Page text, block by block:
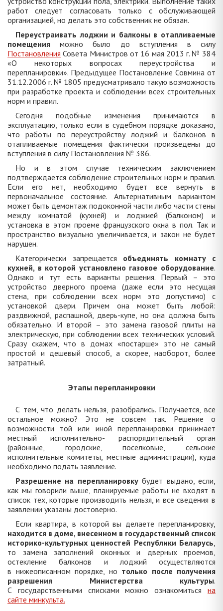
работ следует согласовать только с обслуживающей
организацией, но делать это собственник не обязан.
Переустраивать лоджии и балконы в отапливаемые
помещения можно было до вступления в силу
Постановления Совета Министров от 16 мая 2013 г. № 384
«О некоторых вопросах переустройства и
перепланировки». Предыдущее Постановление Совмина от
31.12.2006 г. № 1805 предусматривало такую возможность
при разработке проекта и соблюдении всех строительных
норм и правил.
Сегодня подобные изменения принимаются в
эксплуатацию, только если в судебном порядке доказано,
что работы по переустройству лоджий и балконов в
отапливаемые помещения фактически произведены до
вступления в силу Постановления № 386.
Но и в этом случае техническим заключением
подтверждается соблюдение строительных норм и правил.
Если его нет, необходимо будет все вернуть в
первоначальное состояние. Альтернативным вариантом
может быть демонтаж подоконной части либо части стены
между комнатой (кухней) и лоджией (балконом) и
установка в этом проеме французского окна в пол. Так и
пространство визуально увеличивается, и закон не будет
нарушен.
Категорически запрещается объединять комнату с
кухней, в которой установлено газовое оборудование.
Однако и тут есть варианты решения. Первый – это
устройство дверного проема (даже если это несущая
стена, при соблюдении всех норм это допустимо) с
установкой двери. Причем она может быть любой:
раздвижной, распашной, дверь-купе, но она должна быть
обязательно. И второй – это замена газовой плиты на
электрическую, при соблюдении всех технических условий.
Сразу скажем, что в домах «постарше» это не самый
простой и дешевый способ, а скорее, наоборот, более
затратный.
Этапы перепланировки
С тем, что делать нельзя, разобрались. Получается, все
остальное можно? Это не совсем так. Решение о
возможности той или иной перепланировки принимает
местный исполнительно- распорядительный орган
(районные, городские, поселковые, сельские
исполнительные комитеты, местные администрации), куда
необходимо подать заявление.
Разрешение на перепланировкубудет выдано, если,
как мы говорили выше, планируемые работы не входят в
список тех, которые производить нельзя, и все сведения в
заявлении указаны достоверно.
Если квартира, в которой вы делаете перепланировку,
находится в доме, внесенном в государственный список
историко-культурных ценностей Республики Беларусь,
то замена заполнений оконных и дверных проемов,
остекление балконов и лоджий осуществляются
в нижеописанном порядке, но только после получения
разрешения Министерства культуры.
С государственными списками можно ознакомиться на
сайте минкульта.